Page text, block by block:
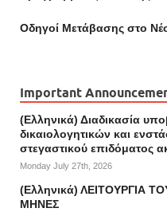
Οδηγοί Mετάβασης στο
Important
(Ελληνικά) Διαδικασία
δικαιολογητικών και
στεγαστικού επιδόματος
Monday July 27th, 2026
(Ελληνικά) ΛΕΙΤΟΥΡΓΙΑ
ΜΗΝΕΣ